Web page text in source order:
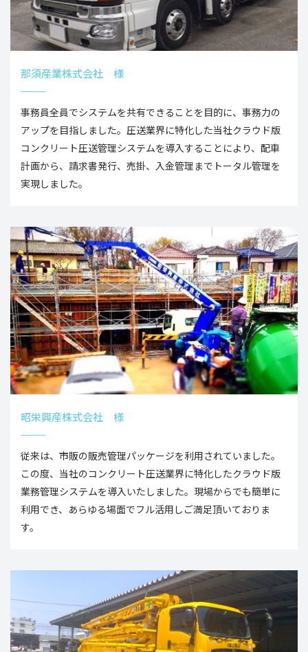
那須産業株式会社 様
事務員全員でシステムを共有できることを目的に、事務力の
アップを目指しました。圧送業界に特化した当社クラウド版
コンクリート圧送管理システムを導入することにより、配車
計画から、請求書発行、売掛、入金管理までトータル管理を
実現しました。
昭栄興産株式会社 様
従来は、市販の販売管理パッケージを利用されていました。
この度、当社のコンクリート圧送業界に特化したクラウド版
業務管理システムを導入いたしました。現場からでも簡単に
利用でき、あらゆる場面でフル活用しご満足頂いておりま
す。